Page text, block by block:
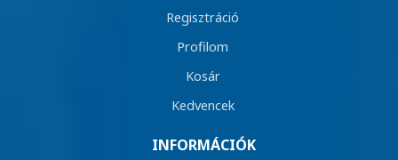
Regisztráció
Profilom
Kosár
Kedvencek
INFORMÁCIÓK